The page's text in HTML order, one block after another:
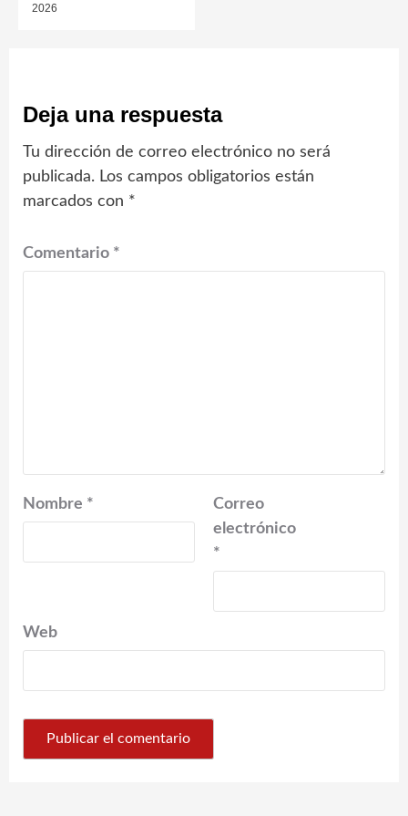
2026
Deja una respuesta
Tu dirección de correo electrónico no será
publicada. Los campos obligatorios están
marcados con *
Comentario *
Nombre *
Correo
electrónico
*
Web